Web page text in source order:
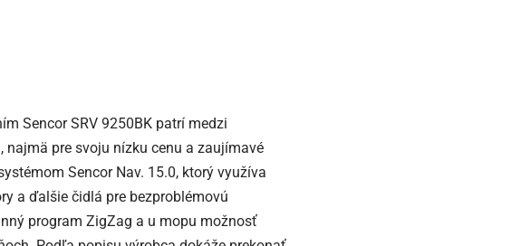
Sencor SRV 9250BK patrí medzi
pre svoju nízku cenu a zaujímavé
Sencor Nav. 15.0, ktorý využíva
a ďalšie čidlá pre bezproblémovú
program ZigZag a u mopu možnosť